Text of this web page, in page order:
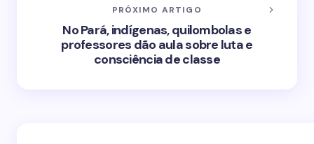
PRÓXIMO ARTIGO
No Pará, indígenas, quilombolas e
professores dão aula sobre luta e
consciência de classe